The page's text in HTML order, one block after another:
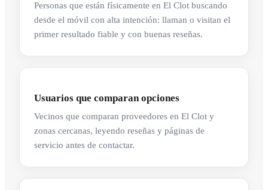
Personas que están físicamente en El Clot buscando
desde el móvil con alta intención: llaman o visitan el
primer resultado fiable y con buenas reseñas.
Usuarios que comparan opciones
Vecinos que comparan proveedores en El Clot y
zonas cercanas, leyendo reseñas y páginas de
servicio antes de contactar.